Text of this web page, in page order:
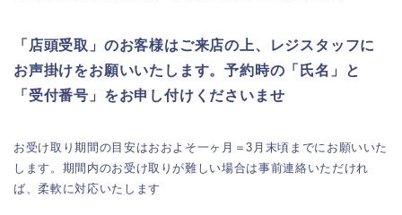
「店頭受取」のお客様はご来店の上、レジスタッフに
お声掛けをお願いいたします。予約時の「氏名」と
「受付番号」をお申し付けくださいませ
お受け取り期間の目安はおおよそ一ヶ月＝3月末頃までにお願いいた
します。期間内のお受け取りが難しい場合は事前連絡いただけれ
ば、柔軟に対応いたします